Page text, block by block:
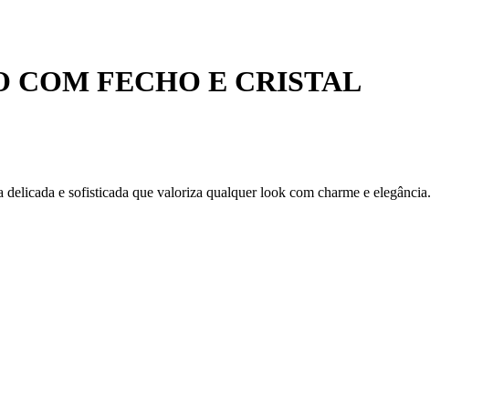
COM FECHO E CRISTAL
e sofisticada que valoriza qualquer look com charme e elegância.